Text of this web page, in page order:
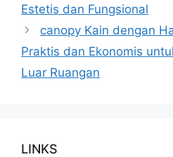
Estetis dan Fungsional
canopy Kain dengan
Praktis dan Ekonomis
Luar Ruangan
LINKS